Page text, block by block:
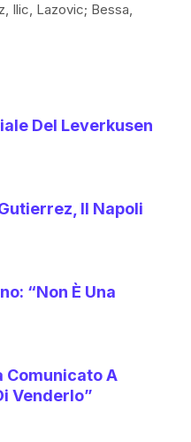
Ilic, Lazovic; Bessa,
Del Leverkusen
Il Napoli
“Non È Una
Comunicato A
Venderlo”